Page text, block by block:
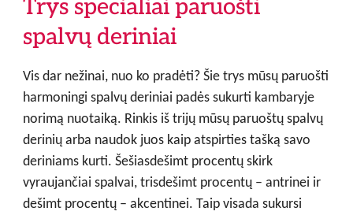
Trys specialiai paruošti
spalvų deriniai
Vis dar nežinai, nuo ko pradėti? Šie trys mūsų paruošti
harmoningi spalvų deriniai padės sukurti kambaryje
norimą nuotaiką. Rinkis iš trijų mūsų paruoštų spalvų
derinių arba naudok juos kaip atspirties tašką savo
deriniams kurti. Šešiasdešimt procentų skirk
vyraujančiai spalvai, trisdešimt procentų – antrinei ir
dešimt procentų – akcentinei. Taip visada sukursi